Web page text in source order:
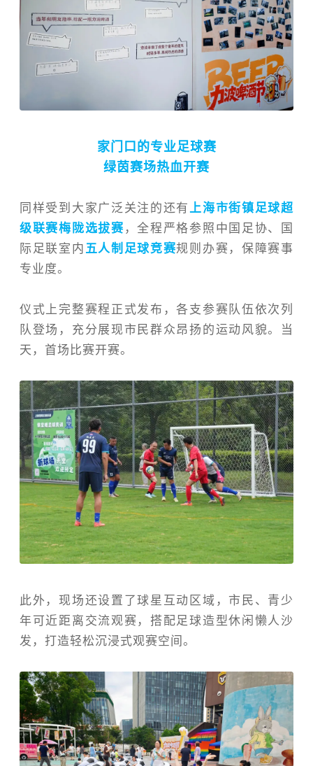
家门口的专业足球赛
绿茵赛场热血开赛
同样受到大家广泛关注的还有上海市街镇足球超
级联赛梅陇选拔赛 ，全程严格参照中国足协、国
际足联室内 五人制足球竞赛规则办赛，保障赛事
专业度。
仪式上完整赛程正式发布，各支参赛队伍依次列
队登场，充分展现市民群众昂扬的运动风貌。当
天，首场比赛开赛。
此外，现场还设置了球星互动区域，市民、青少
年可近距离交流观赛，搭配足球造型休闲懒人沙
发，打造轻松沉浸式观赛空间。